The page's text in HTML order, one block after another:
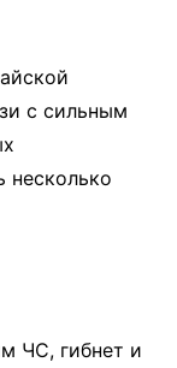
с сильным
несколько
ЧС, гибнет и